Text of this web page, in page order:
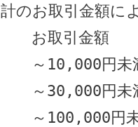
計のお取引金額に
お取引
～10,000
～30,000
～100,000